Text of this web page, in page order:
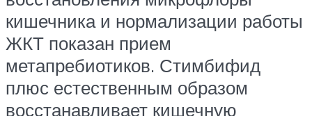
кишечника и нормализации работы
ЖКТ показан прием
метапребиотиков. Стимбифид
плюс естественным образом
восстанавливает кишечную